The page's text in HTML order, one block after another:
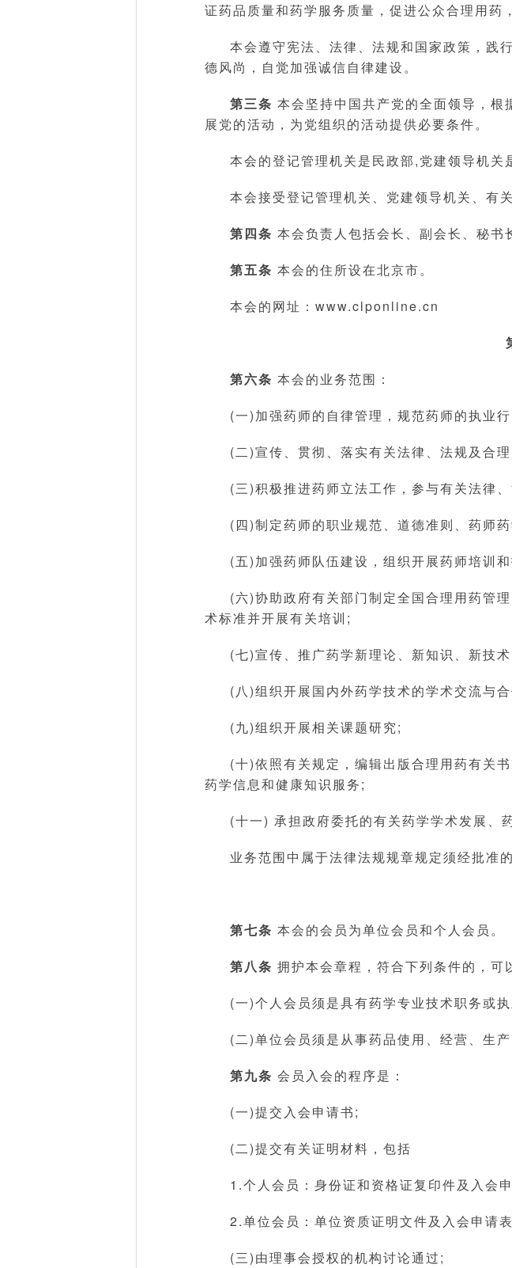
证药品质量和药学服务质量，促进公众合理用药
本会遵守宪法、法律、法规和国家政策，践
德风尚，自觉加强诚信自律建设。
第三条 本会坚持中国共产党的全面领导，
展党的活动，为党组织的活动提供必要条件。
本会的登记管理机关是民政部,党建领导机关
本会接受登记管理机关、党建领导机关、有
第四条 本会负责人包括会长、副会长、秘书
第五条 本会的住所设在北京市。
本会的网址：www.clponline.cn
第六条 本会的业务范围：
(一)加强药师的自律管理，规范药师的执业
(二)宣传、贯彻、落实有关法律、法规及合
(三)积极推进药师立法工作，参与有关法律
(四)制定药师的职业规范、道德准则、药师
(五)加强药师队伍建设，组织开展药师培训
(六)协助政府有关部门制定全国合理用药管
术标准并开展有关培训;
(七)宣传、推广药学新理论、新知识、新技
(八)组织开展国内外药学技术的学术交流与
(九)组织开展相关课题研究;
(十)依照有关规定，编辑出版合理用药有关
药学信息和健康知识服务;
(十一) 承担政府委托的有关药学学术发展、
业务范围中属于法律法规规章规定须经批准
第七条 本会的会员为单位会员和个人会员。
第八条 拥护本会章程，符合下列条件的，可
(一)个人会员须是具有药学专业技术职务或
(二)单位会员须是从事药品使用、经营、生
第九条 会员入会的程序是：
(一)提交入会申请书;
(二)提交有关证明材料，包括
1.个人会员：身份证和资格证复印件及入会
2.单位会员：单位资质证明文件及入会申请表
(三)由理事会授权的机构讨论通过;